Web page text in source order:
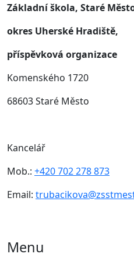
Základní škola, Staré
okres Uherské Hradiště,
příspěvková organizace
Komenského 1720
68603 Staré Město
Kancelář
Mob.: +420 702 278 873
Email:
Menu